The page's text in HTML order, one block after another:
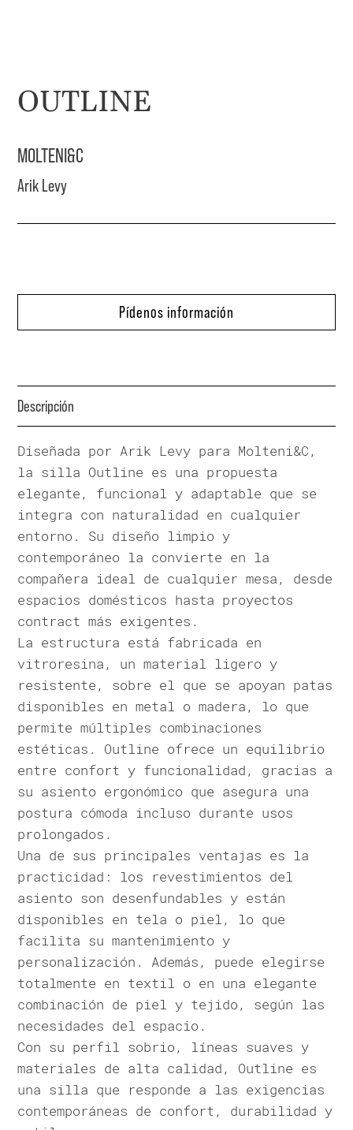
OUTLINE
MOLTENI&C
Arik Levy
Pídenos información
Descripción
Diseñada por Arik Levy para Molteni&C,
la silla Outline es una propuesta
elegante, funcional y adaptable que se
integra con naturalidad en cualquier
entorno. Su diseño limpio y
contemporáneo la convierte en la
compañera ideal de cualquier mesa, desde
espacios domésticos hasta proyectos
contract más exigentes.
La estructura está fabricada en
vitroresina, un material ligero y
resistente, sobre el que se apoyan patas
disponibles en metal o madera, lo que
permite múltiples combinaciones
estéticas. Outline ofrece un equilibrio
entre confort y funcionalidad, gracias a
su asiento ergonómico que asegura una
postura cómoda incluso durante usos
prolongados.
Una de sus principales ventajas es la
practicidad: los revestimientos del
asiento son desenfundables y están
disponibles en tela o piel, lo que
facilita su mantenimiento y
personalización. Además, puede elegirse
totalmente en textil o en una elegante
combinación de piel y tejido, según las
necesidades del espacio.
Con su perfil sobrio, líneas suaves y
materiales de alta calidad, Outline es
una silla que responde a las exigencias
contemporáneas de confort, durabilidad y